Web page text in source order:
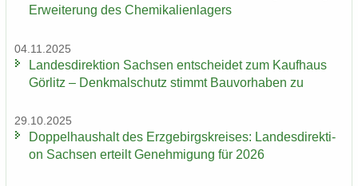
Er­wei­te­rung des Che­mi­ka­li­en­la­gers
04.11.2025
Lan­des­di­rek­ti­on Sach­sen ent­schei­det zum Kauf­haus
Gör­litz – Denk­mal­schutz stimmt Bau­vor­ha­ben zu
29.10.2025
Dop­pel­haus­halt des Erz­ge­birgs­krei­ses: Lan­des­di­rek­ti­
on Sach­sen er­teilt Ge­neh­mi­gung für 2026